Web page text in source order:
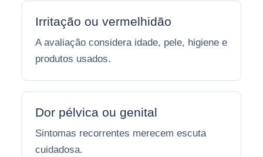
Irritação ou vermelhidão
A avaliação considera idade, pele, higiene e
produtos usados.
Dor pélvica ou genital
Sintomas recorrentes merecem escuta
cuidadosa.